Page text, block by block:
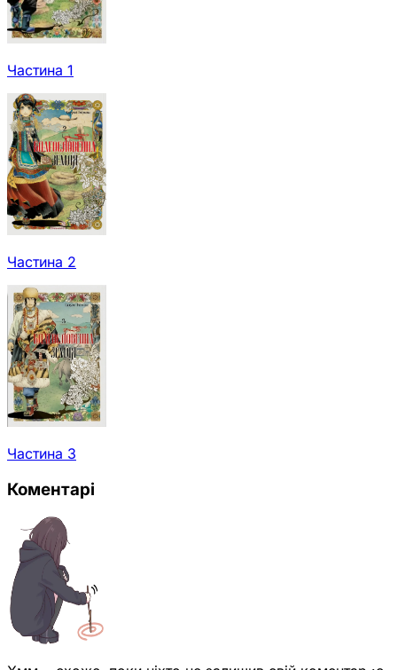
Частина 1
Частина 2
Частина 3
Коментарі